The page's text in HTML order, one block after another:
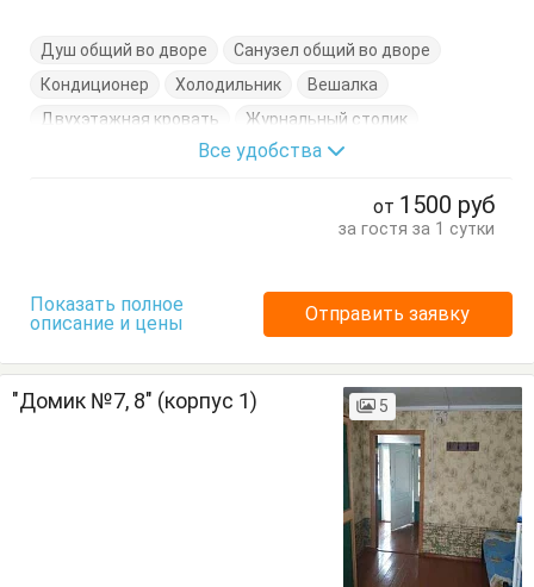
Душ общий во дворе
Санузел общий во дворе
Кондиционер
Холодильник
Вешалка
Двухэтажная кровать
Журнальный столик
Кровати односпальные
Стулья Тумбочки
Все удобства
от 1500 руб
за гостя за 1 сутки
Показать полное
описание и цены
Отправить заявку
"Домик №7, 8" (корпус 1) 5